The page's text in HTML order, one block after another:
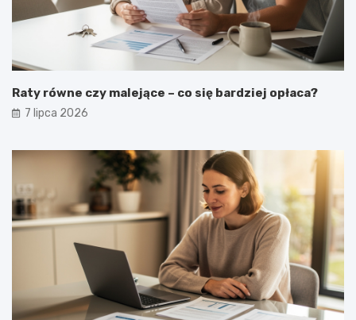
Raty równe czy malejące – co się bardziej opłaca?
7 lipca 2026